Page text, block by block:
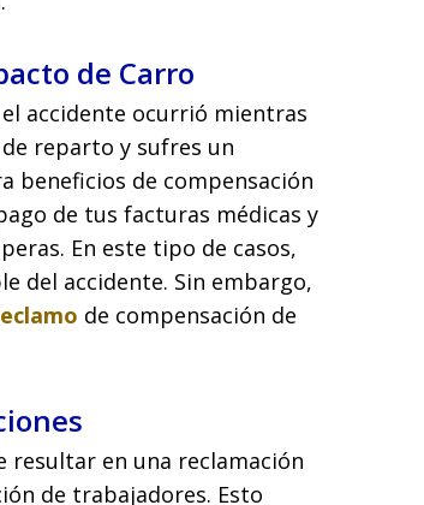
de Carro
accidente ocurrió mientras
reparto y sufres un
beneficios de compensación
de tus facturas médicas y
En este tipo de casos,
del accidente. Sin embargo,
de compensación de
resultar en una reclamación
de trabajadores. Esto